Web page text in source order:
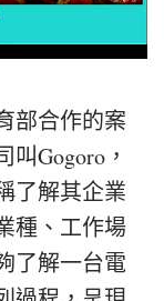
部合作的案
Gogoro，
了解其企業
種、工作場
了解一台電